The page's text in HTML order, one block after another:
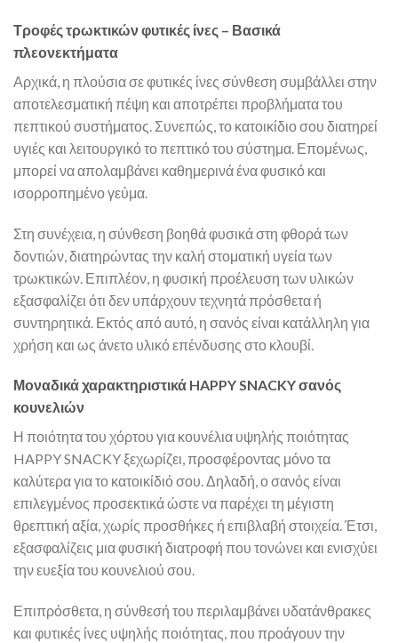
Τροφές τρωκτικών φυτικές ίνες – Βασικά
πλεονεκτήματα
Αρχικά, η πλούσια σε φυτικές ίνες σύνθεση συμβάλλει στην
αποτελεσματική πέψη και αποτρέπει προβλήματα του
πεπτικού συστήματος. Συνεπώς, το κατοικίδιο σου διατηρεί
υγιές και λειτουργικό το πεπτικό του σύστημα. Επομένως,
μπορεί να απολαμβάνει καθημερινά ένα φυσικό και
ισορροπημένο γεύμα.
Στη συνέχεια, η σύνθεση βοηθά φυσικά στη φθορά των
δοντιών, διατηρώντας την καλή στοματική υγεία των
τρωκτικών. Επιπλέον, η φυσική προέλευση των υλικών
εξασφαλίζει ότι δεν υπάρχουν τεχνητά πρόσθετα ή
συντηρητικά. Εκτός από αυτό, η σανός είναι κατάλληλη για
χρήση και ως άνετο υλικό επένδυσης στο κλουβί.
Μοναδικά χαρακτηριστικά HAPPY SNACKY σανός
κουνελιών
Η ποιότητα του χόρτου για κουνέλια υψηλής ποιότητας
HAPPY SNACKY ξεχωρίζει, προσφέροντας μόνο τα
καλύτερα για το κατοικίδιό σου. Δηλαδή, ο σανός είναι
επιλεγμένος προσεκτικά ώστε να παρέχει τη μέγιστη
θρεπτική αξία, χωρίς προσθήκες ή επιβλαβή στοιχεία. Έτσι,
εξασφαλίζεις μια φυσική διατροφή που τονώνει και ενισχύει
την ευεξία του κουνελιού σου.
Επιπρόσθετα, η σύνθεσή του περιλαμβάνει υδατάνθρακες
και φυτικές ίνες υψηλής ποιότητας, που προάγουν την